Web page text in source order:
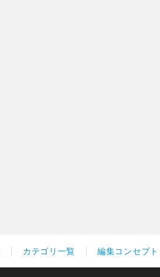
カテゴリ一覧 編集コンセプト